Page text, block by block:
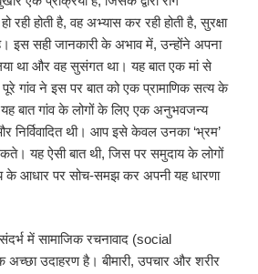
रही होती है, वह अभ्यास कर रही होती है, सुरक्षा
है। इस सही जानकारी के अभाव में, उन्होंने अपना
था और वह सुसंगत था। यह बात एक मां से
गांव ने इस पर बात को एक प्रामाणिक सत्य के
बात गांव के लोगों के लिए एक अनुभवजन्य
निर्विवादित थी। आप इसे केवल उनका ‘भ्रम’
यह ऐसी बात थी, जिस पर समुदाय के लोगों
के आधार पर सोच-समझ कर अपनी यह धारणा
में सामाजिक रचनावाद (social
उदाहरण है। बीमारी, उपचार और शरीर